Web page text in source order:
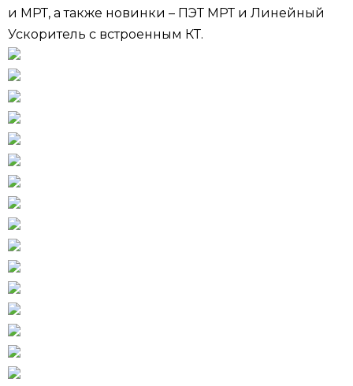
и МРТ, а также новинки – ПЭТ МРТ и Линейный
Ускоритель с встроенным КТ.